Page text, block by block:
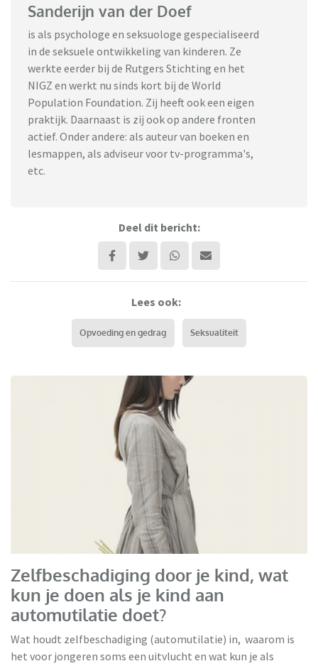
Sanderijn van der Doef
is als psychologe en seksuologe gespecialiseerd
in de seksuele ontwikkeling van kinderen. Ze
werkte eerder bij de Rutgers Stichting en het
NIGZ en werkt nu sinds kort bij de World
Population Foundation. Zij heeft ook een eigen
praktijk. Daarnaast is zij ook op andere fronten
actief. Onder andere: als auteur van boeken en
lesmappen, als adviseur voor tv-programma's,
etc.
Deel dit bericht:
Lees ook:
Opvoeding en gedrag Seksualiteit
Zelfbeschadiging door je kind, wat
kun je doen als je kind aan
automutilatie doet?
Wat houdt zelfbeschadiging (automutilatie) in, waarom is
het voor jongeren soms een uitvlucht en wat kun je als